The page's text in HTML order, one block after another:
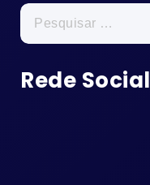
Pesquisar
por:
Rede Social